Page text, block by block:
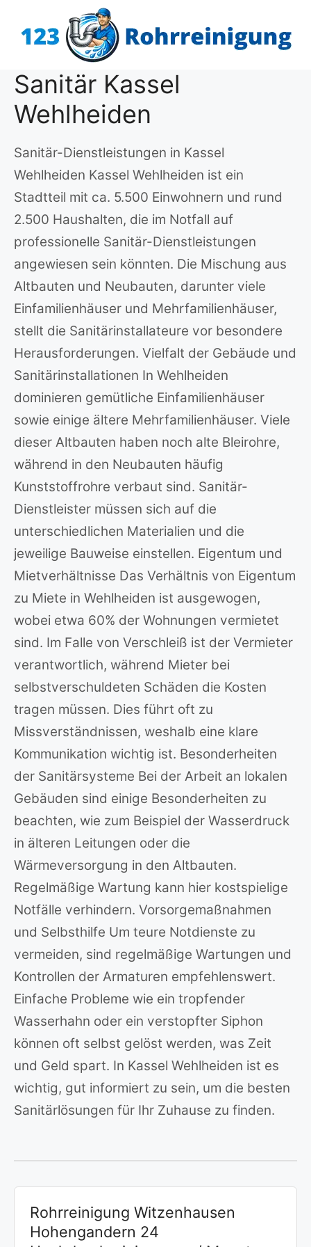
Inhalt
Sanitär Kassel
Wehlheiden
Sanitär-Dienstleistungen in Kassel
Wehlheiden Kassel Wehlheiden ist ein
Stadtteil mit ca. 5.500 Einwohnern und rund
2.500 Haushalten, die im Notfall auf
professionelle Sanitär-Dienstleistungen
angewiesen sein könnten. Die Mischung aus
Altbauten und Neubauten, darunter viele
Einfamilienhäuser und Mehrfamilienhäuser,
stellt die Sanitärinstallateure vor besondere
Herausforderungen. Vielfalt der Gebäude und
Sanitärinstallationen In Wehlheiden
dominieren gemütliche Einfamilienhäuser
sowie einige ältere Mehrfamilienhäuser. Viele
dieser Altbauten haben noch alte Bleirohre,
während in den Neubauten häufig
Kunststoffrohre verbaut sind. Sanitär-
Dienstleister müssen sich auf die
unterschiedlichen Materialien und die
jeweilige Bauweise einstellen. Eigentum und
Mietverhältnisse Das Verhältnis von Eigentum
zu Miete in Wehlheiden ist ausgewogen,
wobei etwa 60% der Wohnungen vermietet
sind. Im Falle von Verschleiß ist der Vermieter
verantwortlich, während Mieter bei
selbstverschuldeten Schäden die Kosten
tragen müssen. Dies führt oft zu
Missverständnissen, weshalb eine klare
Kommunikation wichtig ist. Besonderheiten
der Sanitärsysteme Bei der Arbeit an lokalen
Gebäuden sind einige Besonderheiten zu
beachten, wie zum Beispiel der Wasserdruck
in älteren Leitungen oder die
Wärmeversorgung in den Altbauten.
Regelmäßige Wartung kann hier kostspielige
Notfälle verhindern. Vorsorgemaßnahmen
und Selbsthilfe Um teure Notdienste zu
vermeiden, sind regelmäßige Wartungen und
Kontrollen der Armaturen empfehlenswert.
Einfache Probleme wie ein tropfender
Wasserhahn oder ein verstopfter Siphon
können oft selbst gelöst werden, was Zeit
und Geld spart. In Kassel Wehlheiden ist es
wichtig, gut informiert zu sein, um die besten
Sanitärlösungen für Ihr Zuhause zu finden.
Rohrreinigung Witzenhausen
Hohengandern 24